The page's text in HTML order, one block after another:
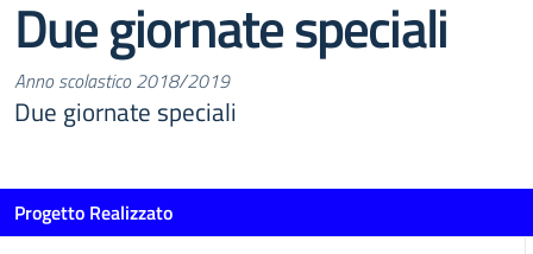
Due giornate speciali
Anno scolastico 2018/2019
Due giornate speciali
Progetto Realizzato